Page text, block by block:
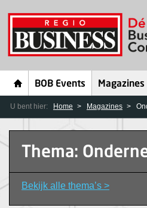
BOB Events Magazines
U bent hier: Home Magazines
Thema:
Bekijk alle thema’s >